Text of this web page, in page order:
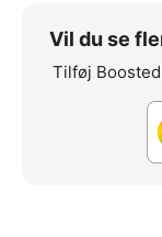
Vil du se
Tilføj